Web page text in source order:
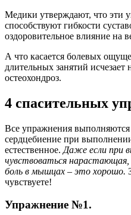
Медики утверждают, что эти
способствуют гибкости
оздоровительное влияние на
А что касается болевых
длительных занятий исчезает
остеохондроз.
4 спасительных
Все упражнения
сердцебиение при
естественное. Даже если при
чувствоваться
боль в мышцах – это хорошо.
чувствуете!
Упражнение №1.